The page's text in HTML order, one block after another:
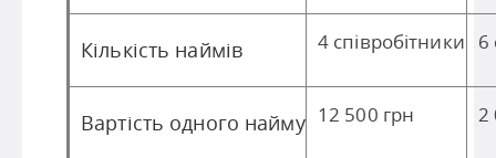
Кількість наймів 4 співробітники 6
Вартість одного найму 12 500 грн 2